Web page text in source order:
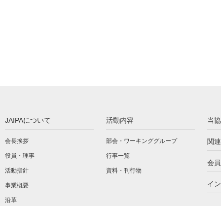
JAIPAについて
会長挨拶
役員・理事
活動指針
事業概要
沿革
活動内容
部会・ワーキンググループ
行事一覧
資料・刊行物
当
関
会
イ